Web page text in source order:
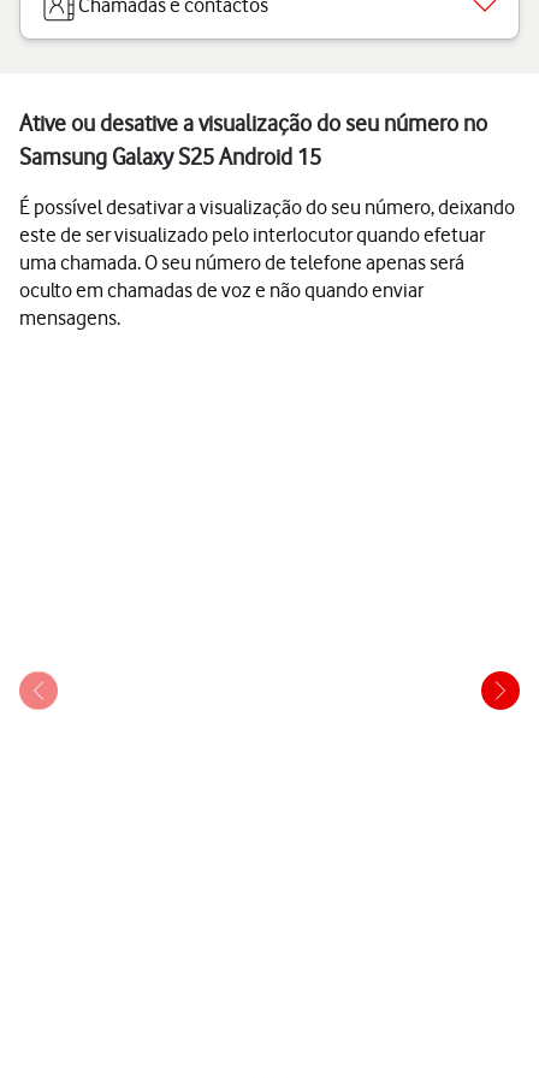
Chamadas e contactos
Ative ou desative a visualização do seu número no
Samsung Galaxy S25 Android 15
É possível desativar a visualização do seu número, deixando
este de ser visualizado pelo interlocutor quando efetuar
uma chamada. O seu número de telefone apenas será
oculto em chamadas de voz e não quando enviar
mensagens.